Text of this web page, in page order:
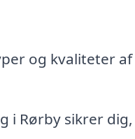
og kvaliteter af
i Rørby sikrer dig,